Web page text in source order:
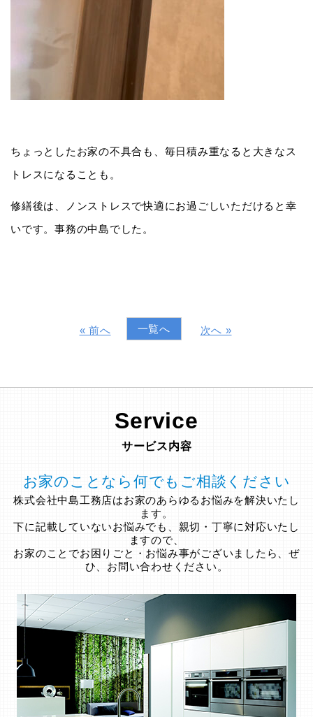
ちょっとしたお家の不具合も、毎日積み重なると大きなス
トレスになることも。
修繕後は、ノンストレスで快適にお過ごしいただけると幸
いです。事務の中島でした。
« 前へ 一覧へ 次へ »
Service
サービス内容
お家のことなら何でもご相談ください
株式会社中島工務店はお家のあらゆるお悩みを解決いたし
ます。
下に記載していないお悩みでも、親切・丁寧に対応いたし
ますので、
お家のことでお困りごと・お悩み事がございましたら、ぜ
ひ、お問い合わせください。